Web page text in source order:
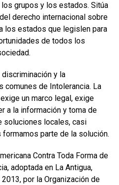
grupos y los estados. Sitúa
derecho internacional sobre
los estados que legislen para
de todos los
discriminación y la
comunes de Intolerancia. La
un marco legal, exige
a la información y toma de
soluciones locales, casi
parte de la solución.
Contra Toda Forma de
adoptada en La Antigua,
por la Organización de